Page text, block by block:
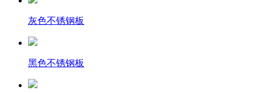
灰色不锈钢板
黑色不锈钢板